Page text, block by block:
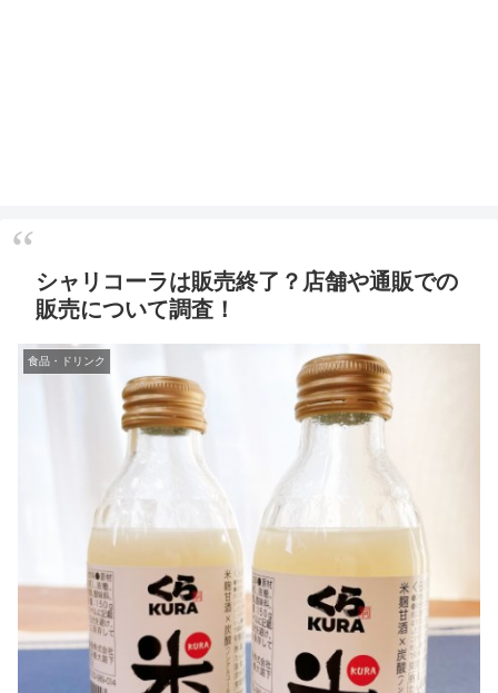
シャリコーラは販売終了？店舗や通販での
販売について調査！
食品・ドリンク